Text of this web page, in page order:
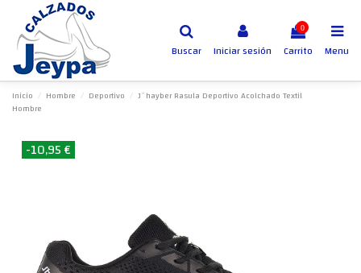
Buscar Iniciar sesión
0
Carrito Menu
Inicio Hombre Deportivo
J´hayber Rasula Deportivo Acolchado Textil
Hombre
-10,95 €